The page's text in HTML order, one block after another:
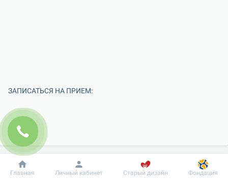
ЗАПИСАТЬСЯ НА ПРИЕМ:
Добробут Информация Пациенту
Главная Личный кабинет Старый дизайн Фондация